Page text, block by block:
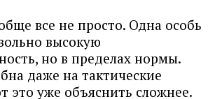
все не просто. Одна особь
высокую
но в пределах нормы.
даже на тактические
это уже объяснить сложнее.